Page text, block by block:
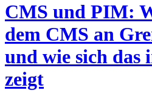
CMS und PIM:
dem CMS an
und wie sich das
zeigt